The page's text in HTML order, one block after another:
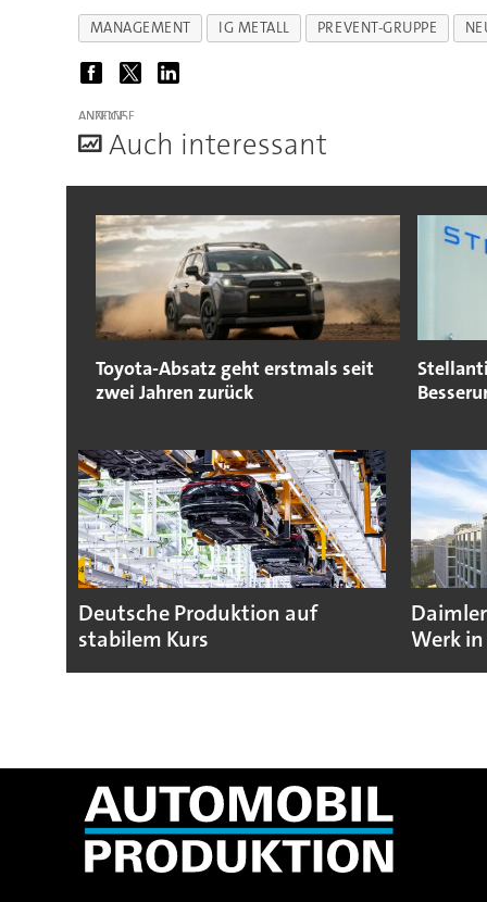
MANAGEMENT IG METALL PREVENT-GRUPPE
ANZEIGE
Auch interessant
Toyota-Absatz geht erstmals seit
zwei Jahren zurück
Deutsche Produktion auf
stabilem Kurs
Werk in